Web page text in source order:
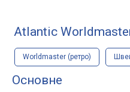
Atlantic
Worldmaster (ретро)
Основне